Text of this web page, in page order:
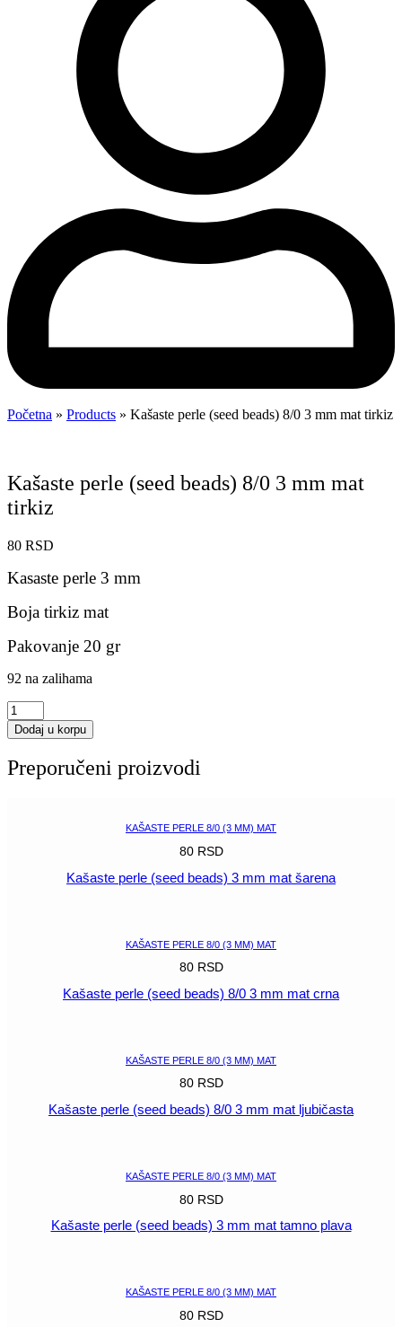
Početna » Products » Kašaste perle (seed beads) 8/0 3 mm mat tirkiz
Kašaste perle (seed beads) 8/0 3 mm mat
tirkiz
80 RSD
Kasaste perle 3 mm
Boja tirkiz mat
Pakovanje 20 gr
92 na zalihama
Kašaste
perle
(seed
8/0
Dodaj u korpu
Preporučeni proizvodi
KAŠASTE PERLE 8/0 (3 MM) MAT
80 RSD
Kašaste perle (seed beads) 3 mm mat šarena
KAŠASTE PERLE 8/0 (3 MM) MAT
80 RSD
Kašaste perle (seed beads) 8/0 3 mm mat crna
KAŠASTE PERLE 8/0 (3 MM) MAT
80 RSD
Kašaste perle (seed beads) 8/0 3 mm mat ljubičasta
KAŠASTE PERLE 8/0 (3 MM) MAT
80 RSD
Kašaste perle (seed beads) 3 mm mat tamno plava
KAŠASTE PERLE 8/0 (3 MM) MAT
80 RSD